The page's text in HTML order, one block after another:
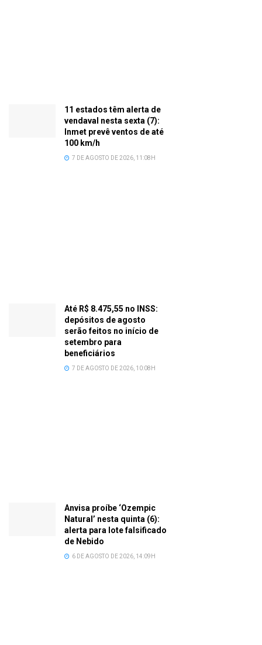
11 estados têm alerta de
vendaval nesta sexta (7):
Inmet prevê ventos de até
100 km/h
7 DE AGOSTO DE 2026, 11:08H
Até R$ 8.475,55 no INSS:
depósitos de agosto
serão feitos no início de
setembro para
beneficiários
7 DE AGOSTO DE 2026, 10:08H
Anvisa proíbe ‘Ozempic
Natural’ nesta quinta (6):
alerta para lote falsificado
de Nebido
6 DE AGOSTO DE 2026, 14:09H